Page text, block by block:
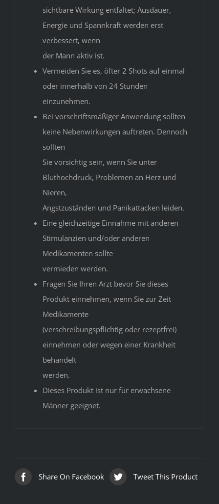
sichtbare Wirkung entfaltet; Ausdauer,
Energie und Spannkraft werden erst
verbessert, wenn
der Mann aktiv ist.
Vermeiden Sie es, öfter 2 Shots auf einmal
oder innerhalb von 24 Stunden
einzunehmen.
Bei vorschriftsmäßiger Anwendung sollten
keine Nebenwirkungen auftreten. Dennoch
sollten
Sie vorsichtig sein, wenn Sie unter
Bluthochdruck, Problemen an Herz und
Nieren,
Angstzuständen und Panikattacken leiden.
Eine gleichzeitige Einnahme mit anderen
Stimulanzien und/oder anderen
Medikamenten sollte
vermieden werden.
Fragen Sie Ihren Arzt bevor Sie dieses
Produkt einnehmen, wenn Sie zur Zeit
Medikamente
(verschreibungspflichtig oder rezeptfrei)
einnehmen oder wegen einer Krankheit
behandelt
werden.
Dieses Produkt ist nur für erwachsene
Männer geeignet.
Share On Facebook Tweet This Product